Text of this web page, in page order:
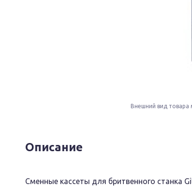
Внешний вид товара
Описание
Сменные кассеты для бритвенного станка